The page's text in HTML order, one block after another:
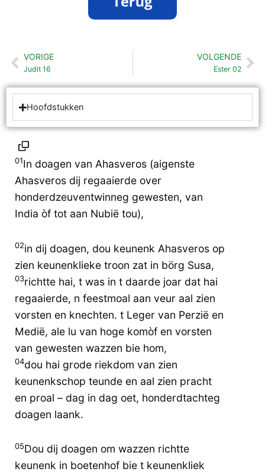
Vorige
VORIGE
Judit 16
VOLGENDE
Ester 02
Hoofdstukken
01In doagen van Ahasveros (aigenste
Ahasveros dij regaaierde over
honderdzeuventwinneg gewesten, van
India òf tot aan Nubië tou),
02in dij doagen, dou keunenk Ahasveros op
zien keunenklieke troon zat in börg Susa,
03richtte hai, t was in t daarde joar dat hai
regaaierde, n feestmoal aan veur aal zien
vorsten en knechten. t Leger van Perzië en
Medië, ale lu van hoge komòf en vorsten
van gewesten wazzen bie hom,
04dou hai grode riekdom van zien
keunenkschop teunde en aal zien pracht
en proal – dag in dag oet, honderdtachteg
doagen laank.
05Dou dij doagen om wazzen richtte
keunenk in boetenhof bie t keunenkliek